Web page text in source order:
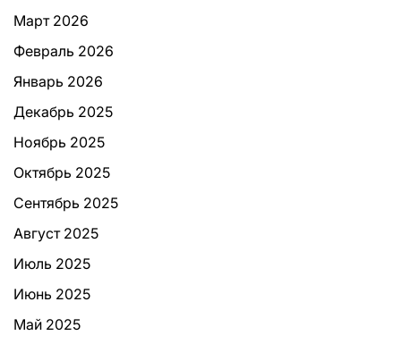
Март 2026
Февраль 2026
Январь 2026
Декабрь 2025
Ноябрь 2025
Октябрь 2025
Сентябрь 2025
Август 2025
Июль 2025
Июнь 2025
Май 2025